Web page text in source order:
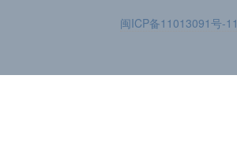
闽ICP备11013091号-11